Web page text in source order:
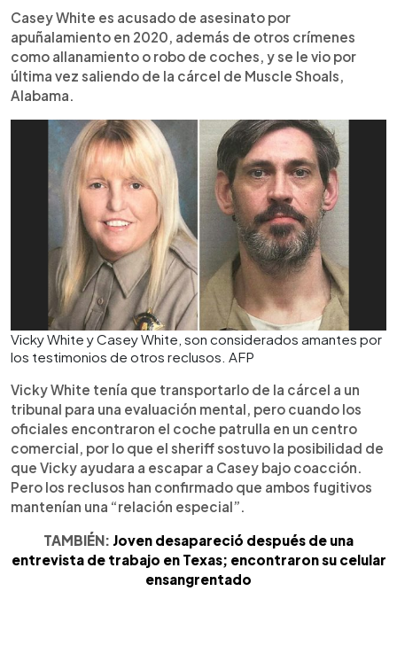
Casey White es acusado de asesinato por
apuñalamiento en 2020, además de otros crímenes
como allanamiento o robo de coches, y se le vio por
última vez saliendo de la cárcel de Muscle Shoals,
Alabama.
Vicky White y Casey White, son considerados amantes por
los testimonios de otros reclusos. AFP
Vicky White tenía que transportarlo de la cárcel a un
tribunal para una evaluación mental, pero cuando los
oficiales encontraron el coche patrulla en un centro
comercial, por lo que el sheriff sostuvo la posibilidad de
que Vicky ayudara a escapar a Casey bajo coacción.
Pero los reclusos han confirmado que ambos fugitivos
mantenían una “relación especial”.
TAMBIÉN: Joven desapareció después de una
entrevista de trabajo en Texas; encontraron su celular
ensangrentado